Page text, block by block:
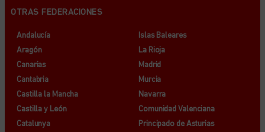
OTRAS FEDERACIONES
Andalucía
Aragón
Canarias
Cantabria
Castilla la Mancha
Castilla y León
Catalunya
Islas Baleares
La Rioja
Madrid
Murcia
Navarra
Comunidad Valenciana
Principado de Asturias